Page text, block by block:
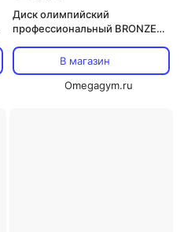
Диск олимпийский
профессиональный BRONZE
В магазин
Omegagym.ru